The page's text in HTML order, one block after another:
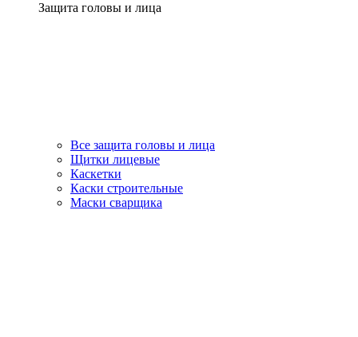
Защита головы и лица
Все защита головы и лица
Щитки лицевые
Каскетки
Каски строительные
Маски сварщика